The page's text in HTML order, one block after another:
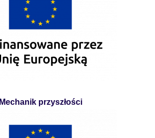
Mechanik przyszłości